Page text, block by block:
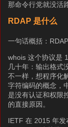
那命令行党就没活
RDAP 是什么
一句话概括：
whois 这个协议是
几十年：输出格式
不一样，想程序化
字符编码的概念，
是没有认证和权限
的直接原因。
IETF 在 2015 年